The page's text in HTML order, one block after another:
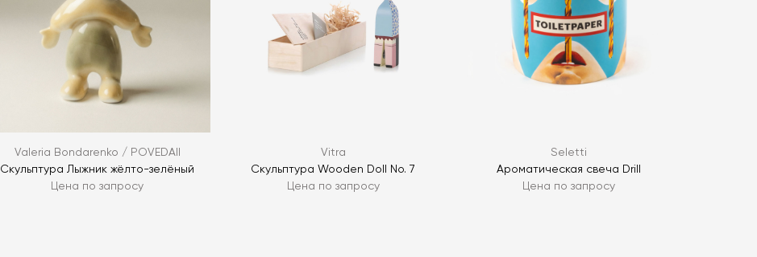
ЗАДАТЬ ВОПРОС
Valeria Bondarenko / POVEDAII
Скульптура Лыжник жёлто-зелёный
Цена по запросу
Vitra
Скульптура Wooden Doll No. 7
Цена по запросу
Seletti
Ароматическая свеча Drill
Цена по запросу